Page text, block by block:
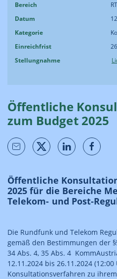
Bereich
Datum
Kategorie
Einreichfrist
Stellungnahme
Öffentliche
zum Budget 2025
Öffentliche
2025 für die Bereiche
Telekom- und Post-
Die Rundfunk und Telekom
gemäß den Bestimmungen der
34 Abs. 4, 35 Abs. 4
12.11.2024 bis 26.11.2024 (12:00
Konsultationsverfahren zu